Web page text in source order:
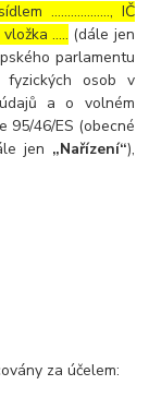
………………, IČ
….. (dále jen
parlamentu
osob v
a o volném
95/46/ES (obecné
jen „Nařízení“),
za účelem: